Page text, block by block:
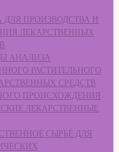
ДЛЯ ПРОИЗВОДСТВА И
ЛЕКАРСТВЕННЫХ
АНАЛИЗА
РАСТИТЕЛЬНОГО
СРЕДСТВ
ПРОИСХОЖДЕНИЯ
ЛЕКАРСТВЕННЫЕ
СЫРЬЁ ДЛЯ